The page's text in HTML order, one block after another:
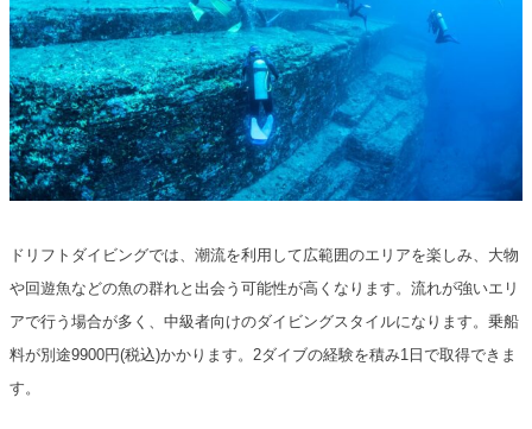
ドリフトダイビングでは、潮流を利用して広範囲のエリアを楽しみ、大物
や回遊魚などの魚の群れと出会う可能性が高くなります。流れが強いエリ
アで行う場合が多く、中級者向けのダイビングスタイルになります。乗船
料が別途9900円(税込)かかります。2ダイブの経験を積み1日で取得できま
す。